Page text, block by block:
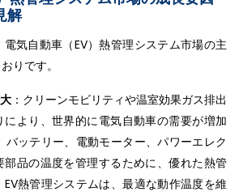
解
気自動車（EV）熱管理システム市場の主
りです。
：クリーンモビリティや温室効果ガス排出
より、世界的に電気自動車の需要が増加
バッテリー、電動モーター、パワーエレク
部品の温度を管理するために、優れた熱管
熱管理システムは、最適な動作温度を維